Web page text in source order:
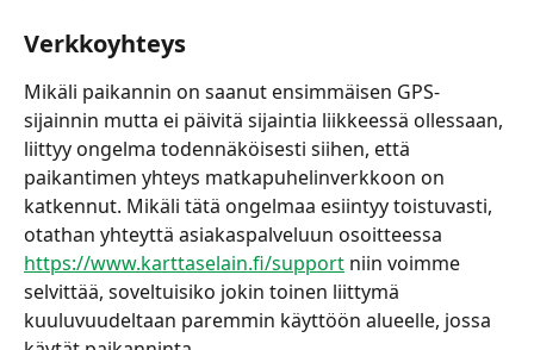
Verkkoyhteys
Mikäli paikannin on saanut ensimmäisen GPS-
sijainnin mutta ei päivitä sijaintia liikkeessä ollessaan,
liittyy ongelma todennäköisesti siihen, että
paikantimen yhteys matkapuhelinverkkoon on
katkennut. Mikäli tätä ongelmaa esiintyy toistuvasti,
otathan yhteyttä asiakaspalveluun osoitteessa
https://www.karttaselain.fi/support niin voimme
selvittää, soveltuisiko jokin toinen liittymä
kuuluvuudeltaan paremmin käyttöön alueelle, jossa